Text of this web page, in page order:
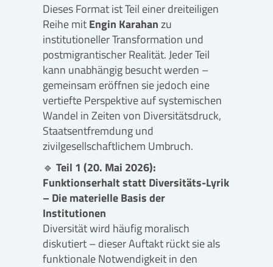
Dieses Format ist Teil einer dreiteiligen
Reihe mitEngin Karahanzu
institutioneller Transformation und
postmigrantischer Realität. Jeder Teil
kann unabhängig besucht werden –
gemeinsam eröffnen sie jedoch eine
vertiefte Perspektive auf systemischen
Wandel in Zeiten von Diversitätsdruck,
Staatsentfremdung und
zivilgesellschaftlichem Umbruch.
🔹Teil 1 (20. Mai 2026):
Funktionserhalt statt Diversitäts-Lyrik
– Die materielle Basis der
Institutionen
Diversität wird häufig moralisch
diskutiert – dieser Auftakt rückt sie als
funktionale Notwendigkeit in den